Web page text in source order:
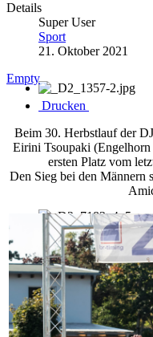
Details
Super User
Sport
21. Oktober 2021
Empty
Drucken
Beim 30. Herbstlauf der
Eirini Tsoupaki
ersten Platz vom
Den Sieg bei den Männern